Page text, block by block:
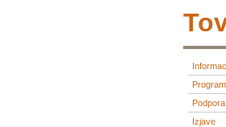
Program
Podpora
Izjave